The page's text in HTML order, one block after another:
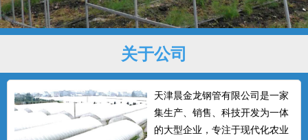
关于公司
天津晨金龙钢管有限公司是一家
集生产、销售、科技开发为一体
的大型企业，专注于现代化农业